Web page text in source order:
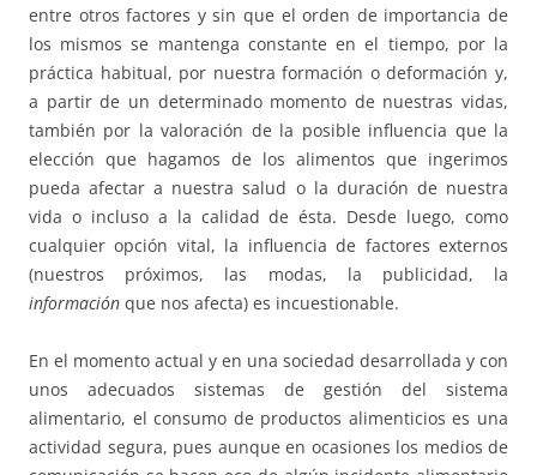
entre otros factores y sin que el orden de importancia de
los mismos se mantenga constante en el tiempo, por la
práctica habitual, por nuestra formación o deformación y,
a partir de un determinado momento de nuestras vidas,
también por la valoración de la posible influencia que la
elección que hagamos de los alimentos que ingerimos
pueda afectar a nuestra salud o la duración de nuestra
vida o incluso a la calidad de ésta. Desde luego, como
cualquier opción vital, la influencia de factores externos
(nuestros próximos, las modas, la publicidad, la
información que nos afecta) es incuestionable.
En el momento actual y en una sociedad desarrollada y con
unos adecuados sistemas de gestión del sistema
alimentario, el consumo de productos alimenticios es una
actividad segura, pues aunque en ocasiones los medios de